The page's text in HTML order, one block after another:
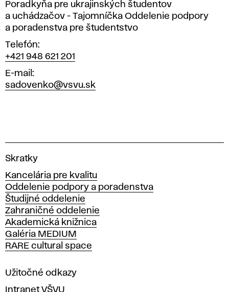
Pozícia
Poradkyňa pre ukrajinských študentov
a uchádzačov - Tajomníčka Oddelenie podpory
a poradenstva pre študentstvo
Telefón
+421 948 621 201
E-mail
sadovenko@vsvu.sk
V
s
o
k
á
š
k
o
a
Skratky
Kancelária pre kvalitu
Oddelenie podpory a poradenstva
Študijné oddelenie
Zahraničné oddelenie
Akademická knižnica
Galéria MEDIUM
RARE cultural space
Užitočné odkazy
Intranet VŠVU